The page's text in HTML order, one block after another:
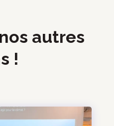
autres
!